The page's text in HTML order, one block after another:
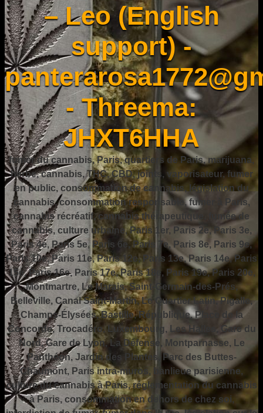
– Leo (English
support) -
- Threema:
JHXT6HHA
fumer du cannabis, Paris, quartiers de Paris, marijuana,
herbe, cannabis, THC, CBD, joints, vaporisateur, fumer
en public, consommation de cannabis, législation du
cannabis, consommation responsable, fumer à Paris,
cannabis récréatif, cannabis thérapeutique, fumée de
cannabis, culture urbaine, Paris 1er, Paris 2e, Paris 3e,
Paris 4e, Paris 5e, Paris 6e, Paris 7e, Paris 8e, Paris 9e,
Paris 10e, Paris 11e, Paris 12e, Paris 13e, Paris 14e, Paris
15e, Paris 16e, Paris 17e, Paris 18e, Paris 19e, Paris 20e,
Montmartre, Le Marais, Saint-Germain-des-Prés,
Belleville, Canal Saint-Martin, Le Quartier Latin, Pigalle,
Champs-Élysées, Bastille, République, Place de la
Concorde, Trocadéro, Luxembourg, Les Halles, Gare du
Nord, Gare de Lyon, La Défense, Montparnasse, Le
Panthéon, Jardin des Plantes, Parc des Buttes-
Chaumont, Paris intra-muros, banlieue parisienne,
culture du cannabis à Paris, réglementation du cannabis
à Paris, consommation en dehors de chez soi,